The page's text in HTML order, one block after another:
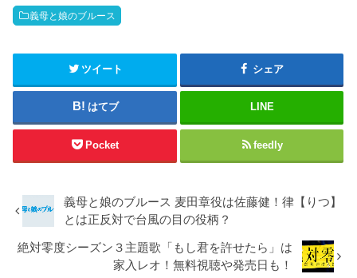
義母と娘のブルース
ツイート シェア
はてブ LINE
Pocket feedly
義母と娘のブルース 麦田章役は佐藤健！律【りつ】
とは正反対で台風の目の役柄？
絶対零度シーズン３主題歌「もし君を許せたら」は
家入レオ！無料視聴や発売日も！